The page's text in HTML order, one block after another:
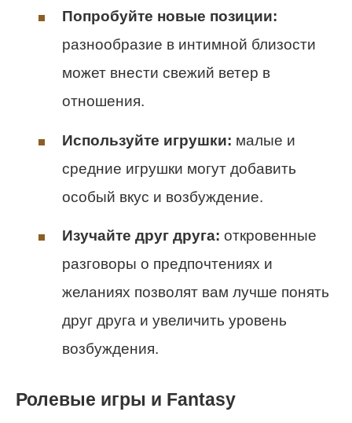
Попробуйте новые позиции:
разнообразие в интимной близости
может внести свежий ветер в
отношения.
Используйте игрушки: малые и
средние игрушки могут добавить
особый вкус и возбуждение.
Изучайте друг друга: откровенные
разговоры о предпочтениях и
желаниях позволят вам лучше понять
друг друга и увеличить уровень
возбуждения.
Ролевые игры и Fantasy